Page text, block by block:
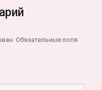
Обязательные поля